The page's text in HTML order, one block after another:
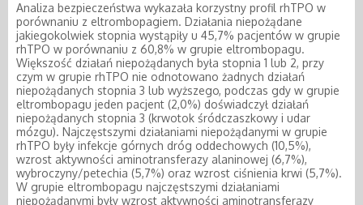
Analiza bezpieczeństwa wykazała korzystny profil rhTPO w
porównaniu z eltrombopagiem. Działania niepożądane
jakiegokolwiek stopnia wystąpiły u 45,7% pacjentów w grupie
rhTPO w porównaniu z 60,8% w grupie eltrombopagu.
Większość działań niepożądanych była stopnia 1 lub 2, przy
czym w grupie rhTPO nie odnotowano żadnych działań
niepożądanych stopnia 3 lub wyższego, podczas gdy w grupie
eltrombopagu jeden pacjent (2,0%) doświadczył działań
niepożądanych stopnia 3 (krwotok śródczaszkowy i udar
mózgu). Najczęstszymi działaniami niepożądanymi w grupie
rhTPO były infekcje górnych dróg oddechowych (10,5%),
wzrost aktywności aminotransferazy alaninowej (6,7%),
wybroczyny/petechia (5,7%) oraz wzrost ciśnienia krwi (5,7%).
W grupie eltrombopagu najczęstszymi działaniami
niepożądanymi były wzrost aktywności aminotransferazy